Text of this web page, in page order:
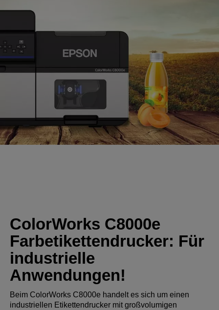
ColorWorks C8000e
Farbetikettendrucker: Für
industrielle
Anwendungen!
Beim ColorWorks C8000e handelt es sich um einen
industriellen Etikettendrucker mit großvolumigen